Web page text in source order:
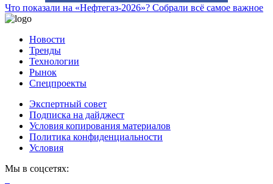
Что показали на «Нефтегаз-2026»? Собрали всё самое важное
Новости
Тренды
Технологии
Рынок
Спецпроекты
Экспертный совет
Подписка на дайджест
Условия копирования материалов
Политика конфиденциальности
Условия
Мы в соцсетях: